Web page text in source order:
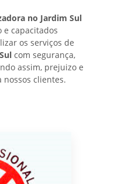
no Jardim Sul
e capacitados
os serviços de
com segurança,
assim, prejuizo e
clientes.